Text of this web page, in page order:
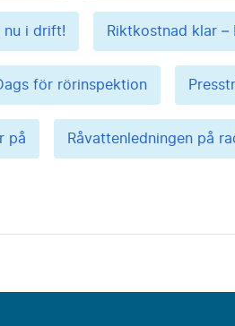
nu i drift! Riktkostnad klar
Dags för rörinspektion
på Råvattenledningen på